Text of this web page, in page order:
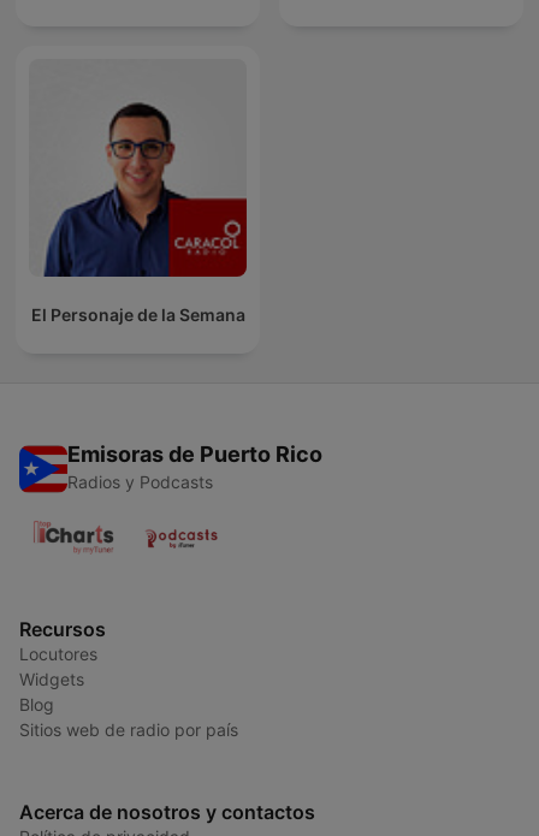
El Personaje de la Semana
Emisoras de Puerto Rico
Radios y Podcasts
Recursos
Locutores
Widgets
Blog
Sitios web de radio por país
Acerca de nosotros y contactos